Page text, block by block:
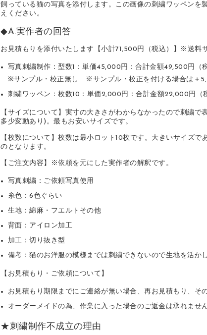
飼っている猫の写真を添付します。この画像の刺繍ワッペン
えください。
◆A.実作者の回答
お見積もりを添付いたします【小計71,500円（税込）】※送料
写真刺繍制作：型数1：単価45,000円：合計金額49,500円（
※サンプル・校正無し ※サンプル・校正を付ける場合は＋
刺繍ワッペン：枚数10：単価2,000円：合計金額22,000円（
【サイズについて】実寸の大きさがわからなかったので刺繍
多少変動あり)。最もお安いサイズです。
【枚数について】枚数は最小ロット10枚です。大きいサイズ
のとなります。
【ご注文内容】※依頼を元にした実作者の解釈です。
写真刺繍：ご依頼写真使用
糸色：6色ぐらい
生地：綿麻・フエルトその他
背面：アイロン加工
加工：切り抜き型
備考：猫のお洋服の模様までは刺繍できないので生地を活か
【お見積もり・ご依頼について】
お見積もり期限までにご連絡が無い場合、再お見積もり、そ
オーダーメイドの為、作業に入った場合のご返金は承れませ
★刺繍制作不成立の理由